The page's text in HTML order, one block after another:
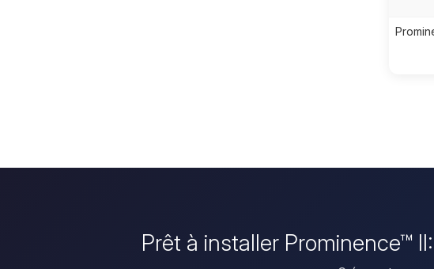
Prêt à installer Prominence™